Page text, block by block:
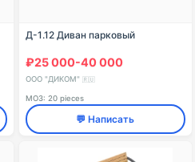
Д-1.12 Диван парковый
₽25 000-40 000
ООО "ДИКОМ" 🇷🇺
МОЗ: 20 pieces
💬 Написать